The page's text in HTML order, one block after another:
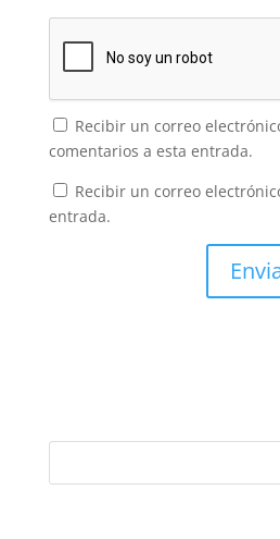
Recibir un correo
comentarios a esta entrada.
Recibir un correo
entrada.